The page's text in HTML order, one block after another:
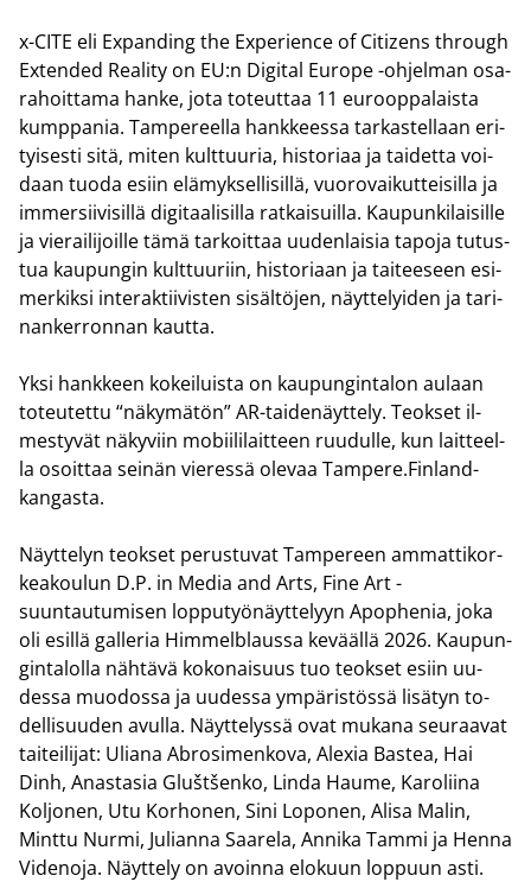
x-​CITE eli Expanding the Experience of Citizens th­rough
Extended Rea­li­ty on EU:n Di­gi­tal Eu­ro­pe -​ohjelman osa­
ra­hoit­ta­ma hanke, jota to­teut­taa 11 eu­roop­pa­lais­ta
kump­pa­nia. Tam­pe­reel­la hank­kees­sa tar­kas­tel­laan eri­
tyi­ses­ti sitä, miten kult­tuu­ria, his­to­ri­aa ja tai­det­ta voi­
daan tuoda esiin elä­myk­sel­li­sil­lä, vuo­ro­vai­kut­tei­sil­la ja
im­mer­sii­vi­sil­lä di­gi­taa­li­sil­la rat­kai­suil­la. Kau­pun­ki­lai­sil­le
ja vie­rai­li­joil­le tämä tar­koit­taa uu­den­lai­sia ta­po­ja tu­tus­
tua kau­pun­gin kult­tuu­riin, his­to­ri­aan ja tai­tee­seen esi­
mer­kik­si in­te­rak­tii­vis­ten si­säl­tö­jen, näyt­te­lyi­den ja ta­ri­
nan­ker­ron­nan kaut­ta.
Yksi hank­keen ko­kei­luis­ta on kau­pun­gin­ta­lon au­laan
to­teu­tet­tu “nä­ky­mä­tön” AR-​taidenäyttely. Teok­set il­
mes­ty­vät nä­ky­viin mo­bii­li­lait­teen ruu­dul­le, kun lait­teel­
la osoit­taa sei­nän vie­res­sä ole­vaa Tam­pe­re.Finland-​
kangasta.
Näyt­te­lyn teok­set pe­rus­tu­vat Tam­pe­reen am­mat­ti­kor­
kea­kou­lun D.P. in Media and Arts, Fine Art -​
suuntautumisen lop­pu­työ­näyt­te­lyyn Apop­he­nia, joka
oli esil­lä gal­le­ria Him­melblaus­sa ke­vääl­lä 2026. Kau­pun­
gin­ta­lol­la näh­tä­vä ko­ko­nai­suus tuo teok­set esiin uu­
des­sa muo­dos­sa ja uu­des­sa ym­pä­ris­tös­sä li­sä­tyn to­
del­li­suu­den avul­la. Näyt­te­lys­sä ovat mu­ka­na seu­raa­vat
tai­tei­li­jat: Ulia­na Abro­si­men­ko­va, Alexia Bas­tea, Hai
Dinh, Anas­ta­sia Gluštšenko, Linda Haume, Ka­ro­lii­na
Kol­jo­nen, Utu Kor­ho­nen, Sini Lo­po­nen, Alisa Malin,
Mint­tu Nurmi, Ju­lian­na Saa­re­la, An­ni­ka Tammi ja Henna
Vi­de­no­ja. Näyt­te­ly on avoin­na elo­kuun lop­puun asti.